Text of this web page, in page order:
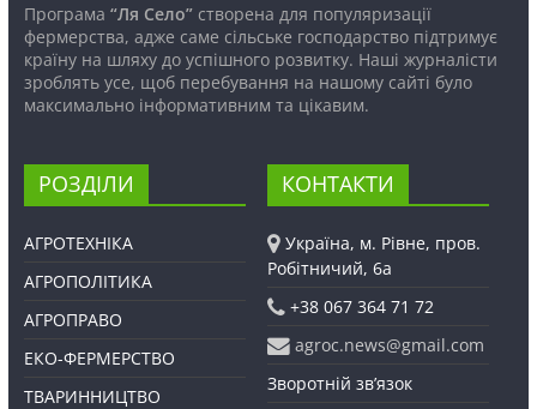
Програма “Ля Село”створена для популяризації
фермерства, адже саме сільське господарство підтримує
країну на шляху до успішного розвитку. Наші журналісти
зроблять усе, щоб перебування на нашому сайті було
максимально інформативним та цікавим.
РОЗДІЛИ
АГРОТЕХНІКА
АГРОПОЛІТИКА
АГРОПРАВО
ЕКО-ФЕРМЕРСТВО
ТВАРИННИЦТВО
КОНТАКТИ
Україна, м. Рівне, пров.
Робітничий, 6а
+38 067 364 71 72
agroc.news@gmail.com
Зворотній зв’язок